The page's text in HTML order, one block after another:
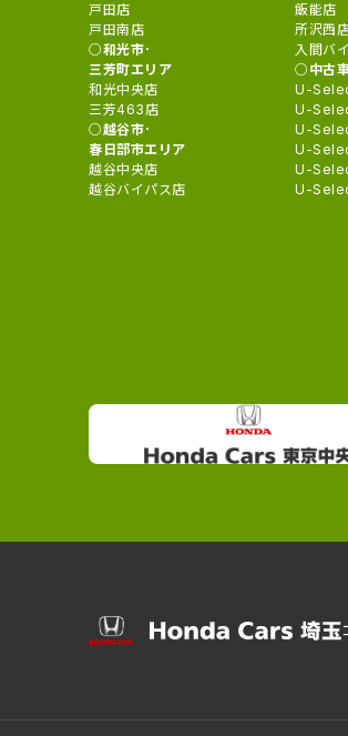
戸田店
戸田南店
和光市･
三芳町エリア
和光中央店
三芳463店
越谷市･
春日部市エリア
越谷中央店
越谷バイパス店
飯能店
所沢西
入間バ
中古
U-
U-
U-
U-
U-
U-